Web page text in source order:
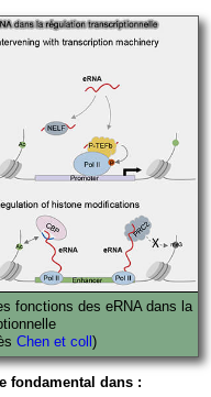
fonctions des eRNA dans la
Chen et coll )
fondamental dans :